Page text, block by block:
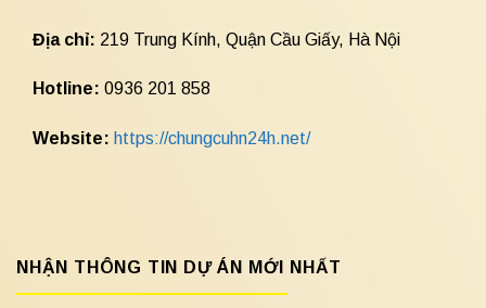
Địa chỉ: 219 Trung Kính, Quận Cầu Giấy, Hà Nội
Hotline: 0936 201 858
Website: https://chungcuhn24h.net/
NHẬN THÔNG TIN DỰ ÁN MỚI NHẤT